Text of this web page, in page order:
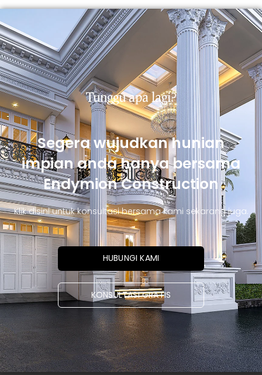
Tunggu apa lagi?
Segera wujudkan hunian
impian anda hanya bersama
Endymion Construction
Klik disini untuk konsultasi bersama kami sekarang juga.
HUBUNGI KAMI
KONSULTASI GRATIS